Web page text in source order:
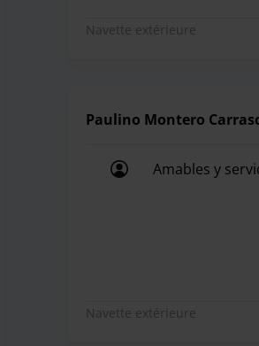
Navette extérieure
Paulino Montero
Amables y
Navette extérieure